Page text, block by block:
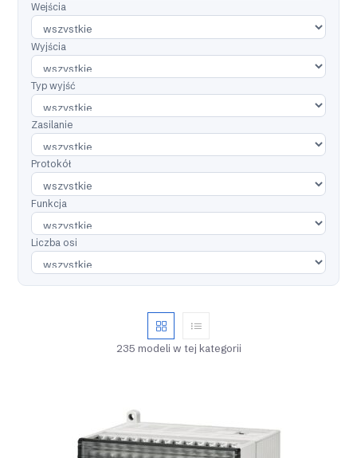
Wejścia
Wyjścia
Typ wyjść
Zasilanie
Protokół
Funkcja
Liczba osi
235 modeli w tej kategorii